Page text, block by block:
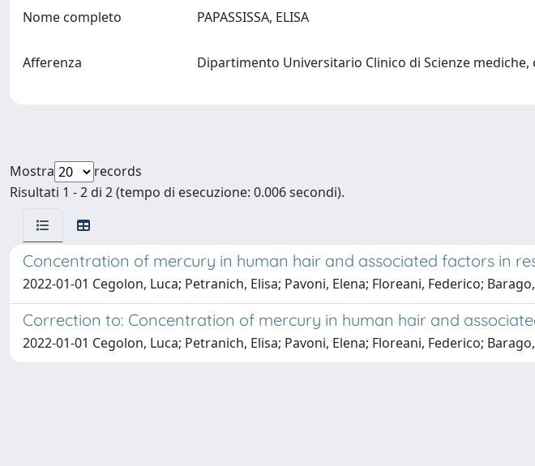
Nome completo PAPASSISSA, ELISA
Afferenza Dipartimento Universitario Clinico di Scienze
Mostra
records
Risultati 1 - 2 di 2 (tempo di esecuzione: 0.006 secondi).
Concentration of mercury in human hair and associated factors in
2022-01-01 Cegolon, Luca; Petranich, Elisa; Pavoni, Elena; Floreani, Federico;
Correction to: Concentration of mercury in human hair and
2022-01-01 Cegolon, Luca; Petranich, Elisa; Pavoni, Elena; Floreani, Federico;